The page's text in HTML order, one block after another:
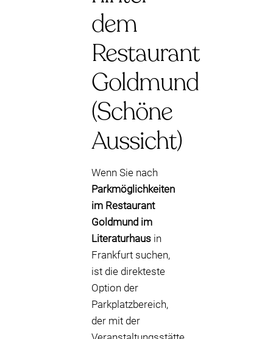
dem
Restaurant
Goldmund
(Schöne
Aussicht)
Wenn Sie nach
Parkmöglichkeiten
im Restaurant
Goldmund im
Literaturhaus in
Frankfurt suchen,
ist die direkteste
Option der
Parkplatzbereich,
der mit der